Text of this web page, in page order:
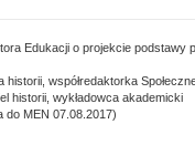
Edukacji o projekcie
współredaktorka
historii, wykładowca akademicki
do MEN 07.08.2017)